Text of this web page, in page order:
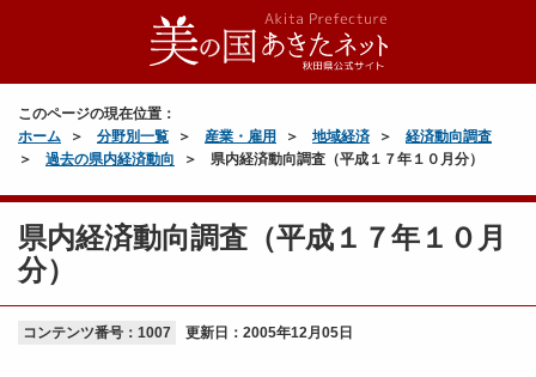
このページの現在位置：
ホーム
分野別一覧 産業・雇用 地域経済
経済動向調査
過去の県内経済動向
県内経済動向調査（平成１７年１０月分）
県内経済動向調査（平成１７年１０月
分）
コンテンツ番号：1007 更新日： 2005年12月05日